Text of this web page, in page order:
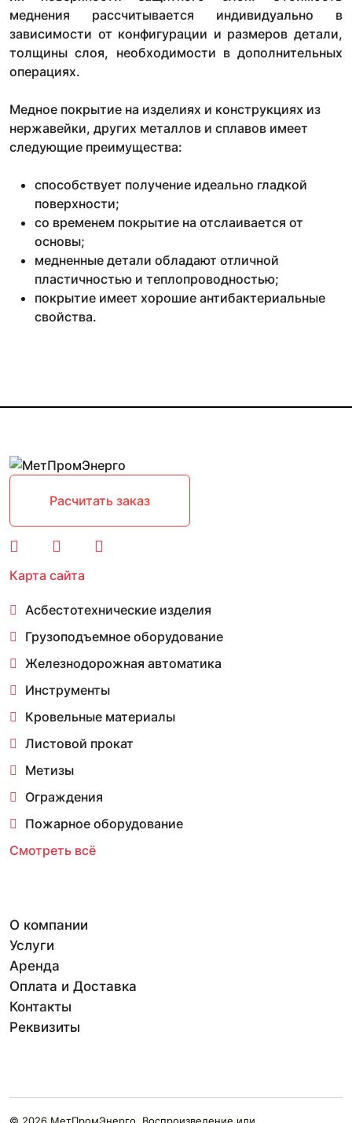
меднения рассчитывается индивидуально в
зависимости от конфигурации и размеров детали,
толщины слоя, необходимости в дополнительных
операциях.
Медное покрытие на изделиях и конструкциях из
нержавейки, других металлов и сплавов имеет
следующие преимущества:
способствует получение идеально гладкой
поверхности;
со временем покрытие на отслаивается от
основы;
медненные детали обладают отличной
пластичностью и теплопроводностью;
покрытие имеет хорошие антибактериальные
свойства.
Расчитать заказ
Карта сайта
Асбестотехнические изделия
Грузоподъемное оборудование
Железнодорожная автоматика
Инструменты
Кровельные материалы
Листовой прокат
Метизы
Ограждения
Пожарное оборудование
Смотреть всё
О компании
Услуги
Аренда
Оплата и Доставка
Контакты
Реквизиты